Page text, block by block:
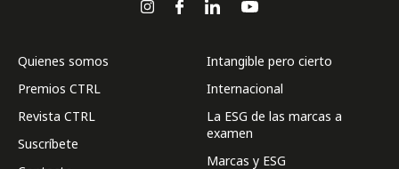
Quienes somos
Premios CTRL
Revista CTRL
Suscríbete
Intangible pero cierto
Internacional
La ESG de las marcas a
examen
Marcas y ESG